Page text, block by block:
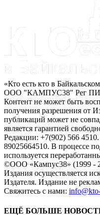
«Кто есть кто в
ООО "КАМПУС38" Рег ПИ №
Контент не может быть
получения разрешения от
публикаций может не
является гарантией
Редакции: +7(902) 566
89025664510. В процессе
используется
©ООО «Кампус38» (1999 -
Издания осуществляется
Издателя. Издание не
Свяжитесь с нами:
ЕЩЁ БОЛЬШЕ